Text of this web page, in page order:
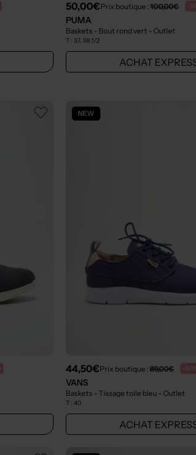
50,00€Prix boutique : 100,00€ -
PUMA
Baskets - Bout rond vert - Outlet
T : 37, 38 1/2
ACHAT
NEW
44,50€Prix boutique : 89,00€ -
VANS
Baskets - Tissage toile bleu - Outlet
T : 40
ACHAT